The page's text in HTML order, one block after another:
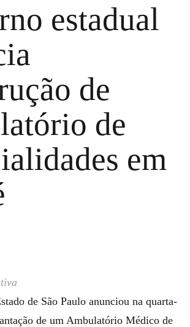
estadual
de
de
em
de São Paulo anunciou na quarta-
de um Ambulatório Médico de